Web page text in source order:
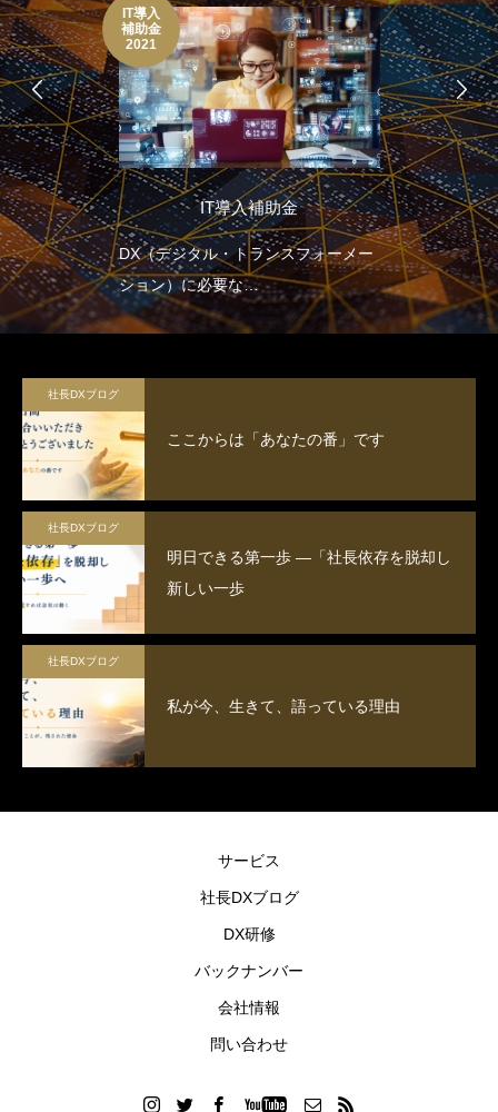
IT導入
補助金
2021
IT導入補助金
DX（デジタル・トランスフォーメー
ション）に必要な
全てをサポートする補助金
社長DXブログ
ここからは「あなたの番」です
社長DXブログ
明日できる第一歩 ―「社長依存を脱却し
新しい一歩
社長DXブログ
私が今、生きて、語っている理由
サービス
社長DXブログ
DX研修
バックナンバー
会社情報
問い合わせ